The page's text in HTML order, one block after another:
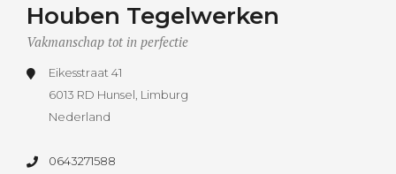
Houben Tegelwerken
Vakmanschap tot in perfectie
Eikesstraat 41
6013 RD Hunsel, Limburg
Nederland
0643271588